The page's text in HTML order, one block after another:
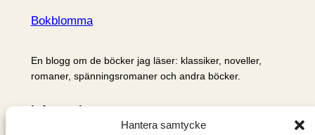
Hantera samtycke
Bokblomma
En blogg om de böcker jag läser: klassiker, noveller,
romaner, spänningsromaner och andra böcker.
Information